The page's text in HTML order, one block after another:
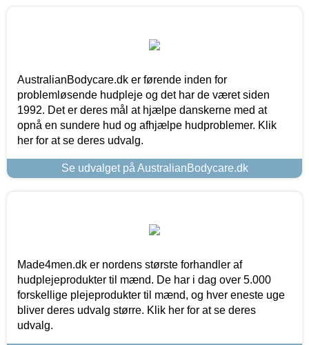
AustralianBodycare.dk er førende inden for
problemløsende hudpleje og det har de været siden
1992. Det er deres mål at hjælpe danskerne med at
opnå en sundere hud og afhjælpe hudproblemer. Klik
her for at se deres udvalg.
Se udvalget på AustralianBodycare.dk
Made4men.dk er nordens største forhandler af
hudplejeprodukter til mænd. De har i dag over 5.000
forskellige plejeprodukter til mænd, og hver eneste uge
bliver deres udvalg større. Klik her for at se deres
udvalg.